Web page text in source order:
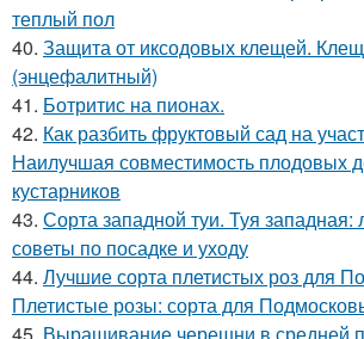
теплый пол
40. Защита от иксодовых клещей.
(энцефалитный)
41. Ботритис на пионах.
42. Как разбить фруктовый сад на
Наилучшая совместимость плодовых
кустарников
43. Сорта западной туи. Туя западная:
советы по посадке и уходу
44. Лучшие сорта плетистых роз для
Плетистые розы: сорта для